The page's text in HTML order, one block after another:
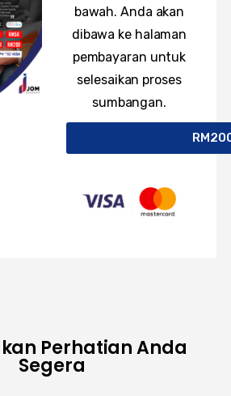
bawah. Anda akan
dibawa ke halaman
pembayaran untuk
selesaikan proses
sumbangan.
RM100RM150
Perhatian Anda
Segera